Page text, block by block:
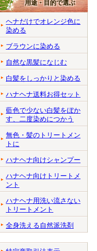
用途・目的で選ぶ
ヘナだけでオレンジ色に
染める
ブラウンに染める
自然な黒髪になじむ
白髪をしっかりと染める
ハナヘナ送料お得セット
藍色で少ない白髪をぼか
す、二度染めにつかう
無色・髪のトリートメン
トに
ハナヘナ向けシャンプー
ハナヘナ向けトリートメ
ント
ハナヘナ用洗い流さない
トリートメント
全身洗える自然派洗剤